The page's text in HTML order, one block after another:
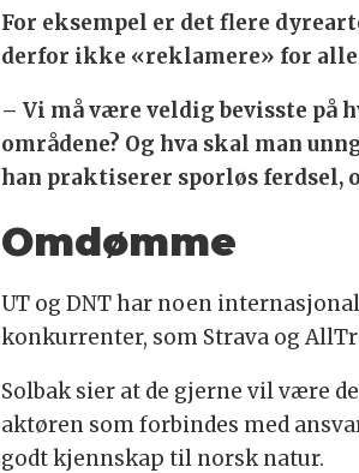
For eksempel er det flere
derfor ikke «reklamere» for
– Vi må være veldig bevisste på
områdene? Og hva skal man
han praktiserer sporløs ferdsel,
Omdømme
UT og DNT har noen
konkurrenter, som Strava og
Solbak sier at de gjerne vil være
aktøren som forbindes med
godt kjennskap til norsk natur.